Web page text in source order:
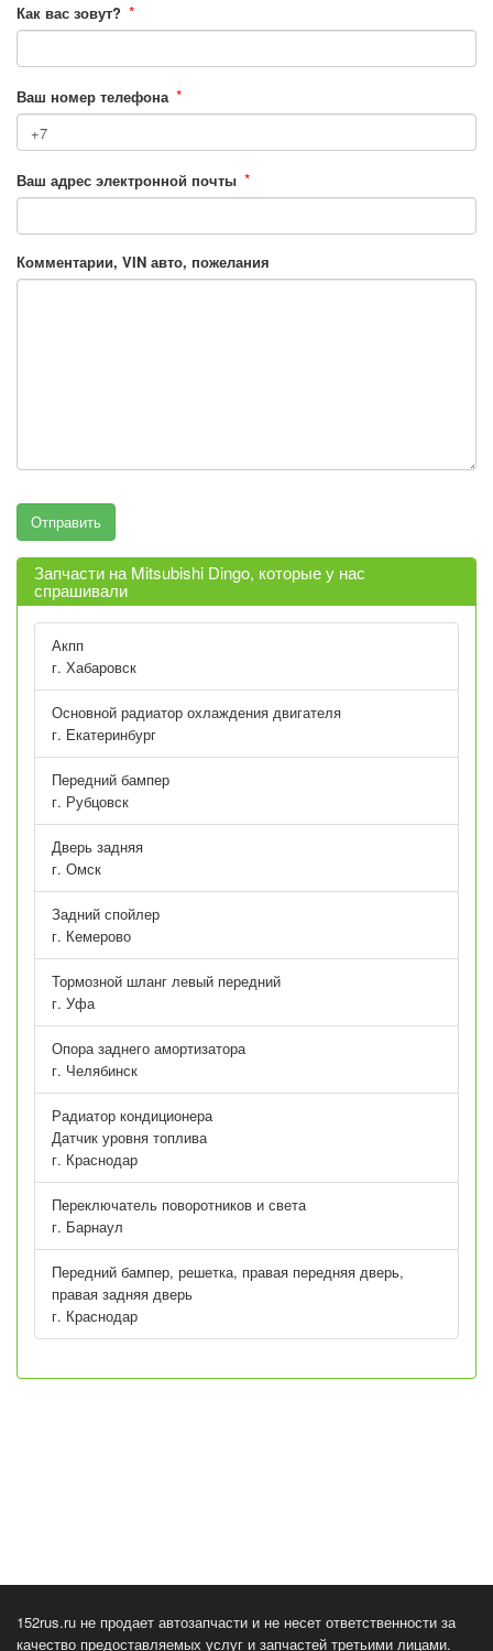
Как вас зовут? *
Ваш номер телефона *
Ваш адрес электронной почты *
Комментарии, VIN авто, пожелания
Запчасти на Mitsubishi Dingo, которые у нас
спрашивали
Акпп
г. Хабаровск
Основной радиатор охлаждения двигателя
г. Екатеринбург
Передний бампер
г. Рубцовск
Дверь задняя
г. Омск
Задний спойлер
г. Кемерово
Тормозной шланг левый передний
г. Уфа
Опора заднего амортизатора
г. Челябинск
Радиатор кондиционера
Датчик уровня топлива
г. Краснодар
Переключатель поворотников и света
г. Барнаул
Передний бампер, решетка, правая передняя дверь,
правая задняя дверь
г. Краснодар
152rus.ru не продает автозапчасти и не несет ответственности за
качество предоставляемых услуг и запчастей третьими лицами.